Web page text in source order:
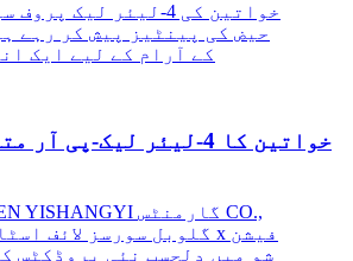
خواتین کا 4-لیئر لیک-پی